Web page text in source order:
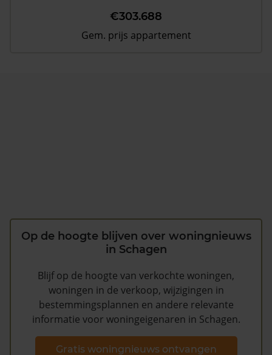
€303.688
Gem. prijs appartement
Op de hoogte blijven over woningnieuws
in Schagen
Blijf op de hoogte van verkochte woningen,
woningen in de verkoop, wijzigingen in
bestemmingsplannen en andere relevante
informatie voor woningeigenaren in Schagen.
Gratis woningnieuws ontvangen